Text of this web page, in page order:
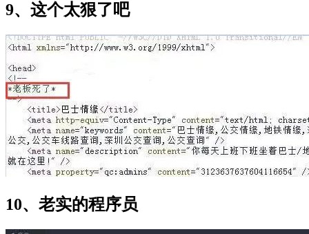
9、这个太狠了吧
10、老实的程序员